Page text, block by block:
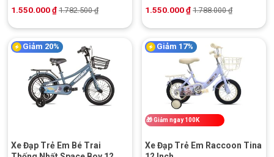
1.550.000₫ 1.782.500₫
1.550.000₫ 1.788.000₫
Giảm 20%
Xe Đạp Trẻ Em Bé Trai
Giảm 17%
🎁Giảm ngay 100K
Xe Đạp Trẻ Em Raccoon Tina